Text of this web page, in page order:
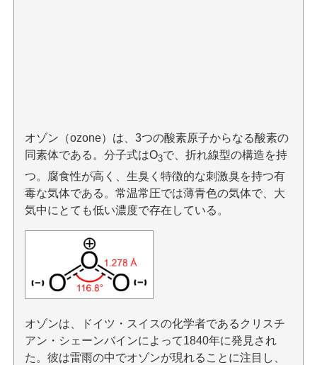
オゾン（ozone）は、3つの酸素原子からなる酸素の
同素体である。分子式はO3で、折れ線型の構造を持
つ。腐食性が高く、生臭く特徴的な刺激臭を持つ有
毒な気体である。常温常圧では薄青色の気体で、大
気中にとても低い濃度で存在している。
オゾンは、ドイツ・スイスの化学者であるクリスチ
アン・シェーンバインによって1840年に発見され
た。彼は雷雨の中でオゾンが現れることに注目し、